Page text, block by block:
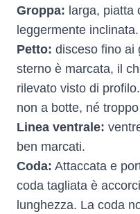
Groppa: larga, piatta
leggermente inclinata.
Petto: disceso fino ai
sterno è marcata, il
rilevato visto di
non a botte, né
Linea ventrale:
ben marcati.
Coda: Attaccata e
coda tagliata è
lunghezza. La coda